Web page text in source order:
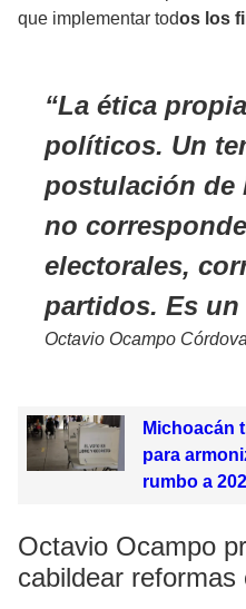
que implementar todos los
La ética
políticos. Un
postulación de
no
electorales,
partidos. Es un
Octavio Ocampo
Michoacán
para
rumbo a
Octavio Ocampo
cabildear